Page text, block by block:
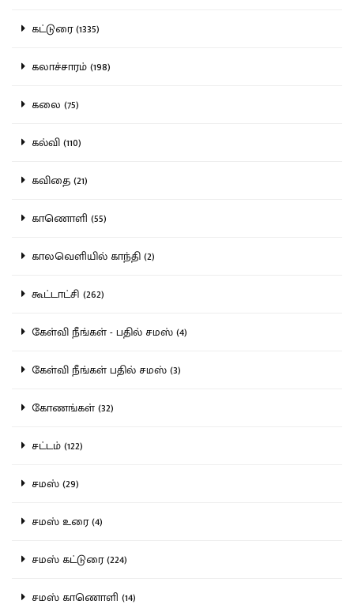
கட்டுரை (1335)
கலாச்சாரம் (198)
கலை (75)
கல்வி (110)
கவிதை (21)
காணொளி (55)
காலவெளியில் காந்தி (2)
கூட்டாட்சி (262)
கேள்வி நீங்கள் - பதில் சமஸ் (4)
கேள்வி நீங்கள் பதில் சமஸ் (3)
கோணங்கள் (32)
சட்டம் (122)
சமஸ் (29)
சமஸ் உரை (4)
சமஸ் கட்டுரை (224)
சமஸ் காணொளி (14)